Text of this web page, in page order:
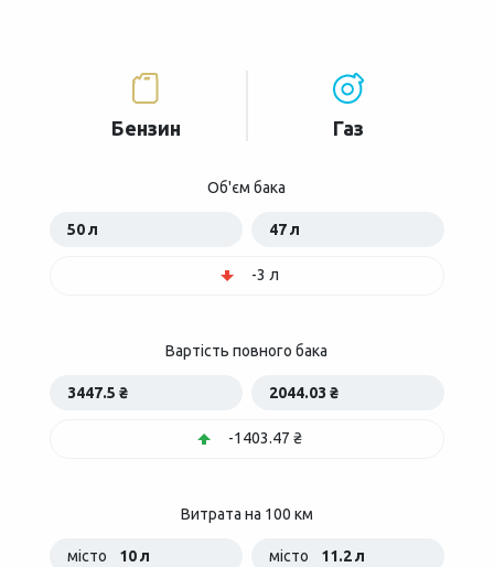
Бензин Газ
Об'єм бака
50 л 47 л
-3 л
Вартість повного бака
3447.5 ₴ 2044.03 ₴
-1403.47 ₴
Витрата на 100 км
місто 10 л місто 11.2 л